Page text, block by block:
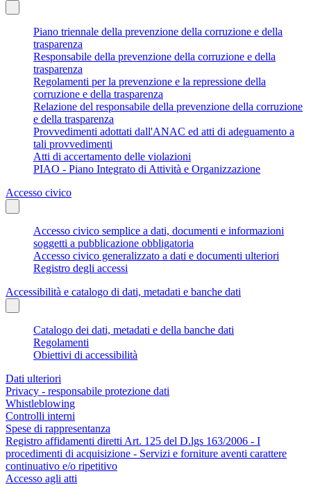
Piano triennale della prevenzione della corruzione e della
trasparenza
Responsabile della prevenzione della corruzione e della
trasparenza
Regolamenti per la prevenzione e la repressione della
corruzione e della trasparenza
Relazione del responsabile della prevenzione della corruzione
e della trasparenza
Provvedimenti adottati dall'ANAC ed atti di adeguamento a
tali provvedimenti
Atti di accertamento delle violazioni
PIAO - Piano Integrato di Attività e Organizzazione
Accesso civico
Accesso civico semplice a dati, documenti e informazioni
soggetti a pubblicazione obbligatoria
Accesso civico generalizzato a dati e documenti ulteriori
Registro degli accessi
Accessibilità e catalogo di dati, metadati e banche dati
Catalogo dei dati, metadati e della banche dati
Regolamenti
Obiettivi di accessibilità
Dati ulteriori
Privacy - responsabile protezione dati
Whistleblowing
Controlli interni
Spese di rappresentanza
Registro affidamenti diretti Art. 125 del D.lgs 163/2006 - I
procedimenti di acquisizione - Servizi e forniture aventi carattere
continuativo e/o ripetitivo
Accesso agli atti